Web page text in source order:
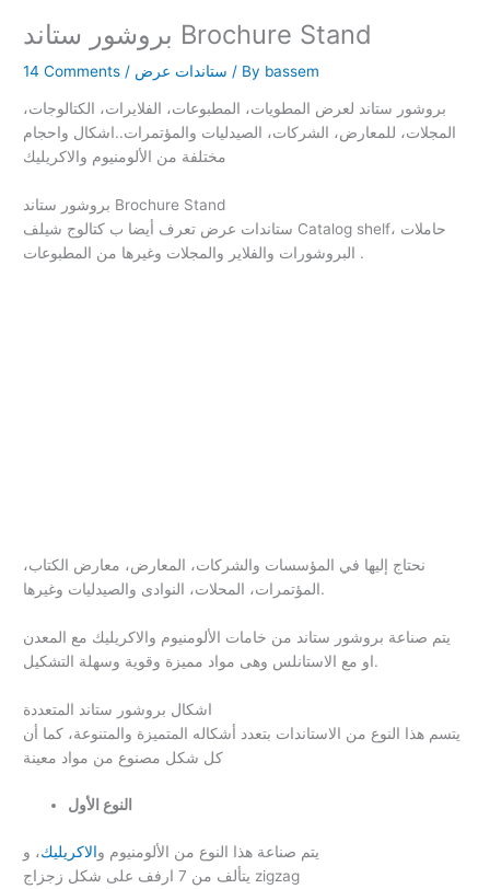
بروشور ستاند Brochure Stand
14 Comments / ستاندات عرض / By bassem
بروشور ستاند لعرض المطويات، المطبوعات، الفلايرات، الكتالوجات،
المجلات، للمعارض، الشركات، الصيدليات والمؤتمرات..اشكال واحجام
مختلفة من الألومنيوم والاكريليك
بروشور ستاند Brochure Stand
ستاندات عرض تعرف أيضا ب كتالوج شيلف Catalog shelf، حاملات
البروشورات والفلاير والمجلات وغيرها من المطبوعات .
نحتاج إليها في المؤسسات والشركات، المعارض، معارض الكتاب،
المؤتمرات، المحلات، النوادى والصيدليات وغيرها.
يتم صناعة بروشور ستاند من خامات الألومنيوم والاكريليك مع المعدن
او مع الاستانلس وهى مواد مميزة وقوية وسهلة التشكيل.
اشكال بروشور ستاند المتعددة
يتسم هذا النوع من الاستاندات بتعدد أشكاله المتميزة والمتنوعة، كما أن
كل شكل مصنوع من مواد معينة
النوع الأول
يتم صناعة هذا النوع من الألومنيوم والاكريليك، و
يتألف من 7 ارفف على شكل زجزاج zigzag